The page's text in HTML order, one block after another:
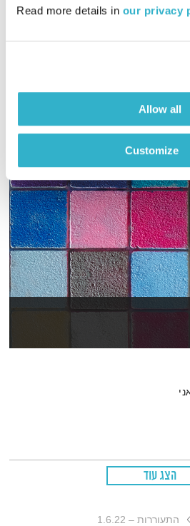
Read more details in our privacy
Allow all
Customize
הצג עוד
התעוררות – 1.6.22